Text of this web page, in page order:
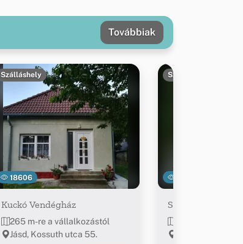
Továbbiak
18606
Szálláshely
Kuckó Vendégház
265 m-re a vállalkozástól
Jásd, Kossuth utca 55.
Szálláshely
Szabó Vendégház